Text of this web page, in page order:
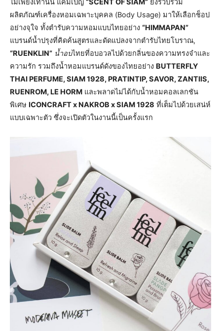
ไม่เพียงเท่านั้น แคมเปญ “SCENT OF SIAM” ยังรวบรวม
ผลิตภัณฑ์เครื่องหอมเฉพาะบุคคล (Body Usage) มาให้เลือกช็อป
อย่างจุใจ ทั้งตำรับความหอมแบบไทยอย่าง “HIMMAPAN”
แบรนด์น้ำปรุงที่คิดค้นสูตรและดัดแปลงจากตำรับไทยโบราณ,
“RUENKLIN” น้ำอบไทยที่อบอวลไปด้วยกลิ่นของความทรงจำและ
ความรัก รวมถึงน้ำหอมแบรนด์ดังของไทยอย่าง BUTTERFLY
THAI PERFUME, SIAM 1928, PRATINTIP, SAVOR, ZANTIIS,
RUENROM, LE HORM และพลาดไม่ได้กับน้ำหอมคอลเลกชัน
พิเศษ ICONCRAFT x NAKROB x SIAM 1928 ที่เต็มไปด้วยเสน่ห์
แบบเฉพาะตัว ซึ่งจะเปิดตัวในงานนี้เป็นครั้งแรก